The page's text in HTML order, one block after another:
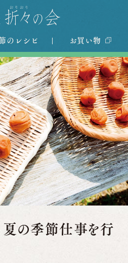
夏の季節仕事を行
のレシピ お買い物